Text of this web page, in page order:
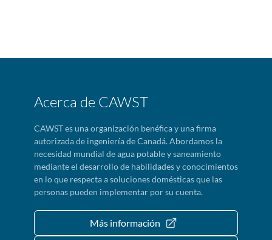
Acerca de CAWST
CAWST es una organización benéfica y una firma
autorizada de ingeniería de Canadá. Abordamos la
necesidad mundial de agua potable y saneamiento
mediante el desarrollo de habilidades y conocimientos
en lo que respecta a soluciones domésticas que las
personas pueden implementar por su cuenta.
Más información